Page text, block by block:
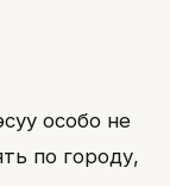
особо не
по городу,